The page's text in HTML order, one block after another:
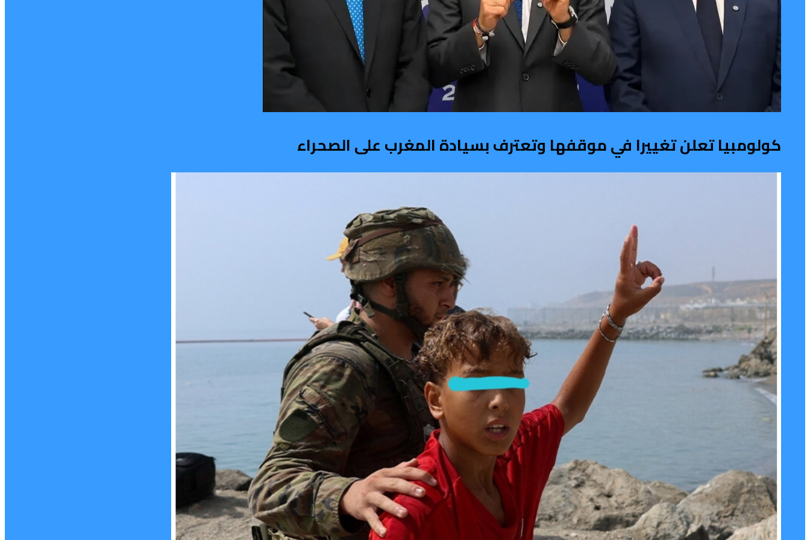
كولومبيا تعلن تغييرا في موقفها وتعترف بسيادة المغرب على الصحراء